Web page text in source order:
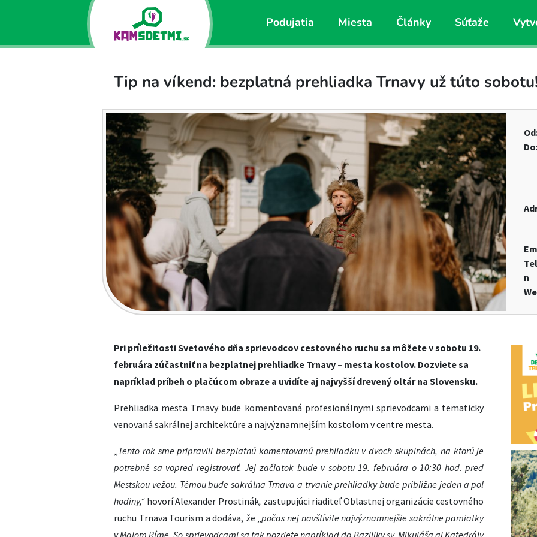
Podujatia Miesta Články Súťaže
Tip na víkend: bezplatná prehliadka Trnavy už túto
n
Pri príležitosti Svetového dňa sprievodcov cestovného ruchu sa môžete v sobotu 19.
februára zúčastniť na bezplatnej prehliadke Trnavy – mesta kostolov. Dozviete sa
napríklad príbeh o plačúcom obraze a uvidíte aj najvyšší drevený oltár na Slovensku.
Prehliadka mesta Trnavy bude komentovaná profesionálnymi sprievodcami a tematicky
venovaná sakrálnej architektúre a najvýznamnejším kostolom v centre mesta.
„Tento rok sme pripravili bezplatnú komentovanú prehliadku v dvoch skupinách, na ktorú je
potrebné sa vopred registrovať. Jej začiatok bude v sobotu 19. februára o 10:30 hod. pred
Mestskou vežou. Témou bude sakrálna Trnava a trvanie prehliadky bude približne jeden a pol
hodiny,“ hovorí Alexander Prostinák, zastupujúci riaditeľ Oblastnej organizácie cestovného
ruchu Trnava Tourism a dodáva, že „počas nej navštívite najvýznamnejšie sakrálne pamiatky
v Malom Ríme. So sprievodcami sa tak pozriete napríklad do Baziliky sv. Mikuláša aj Katedrály